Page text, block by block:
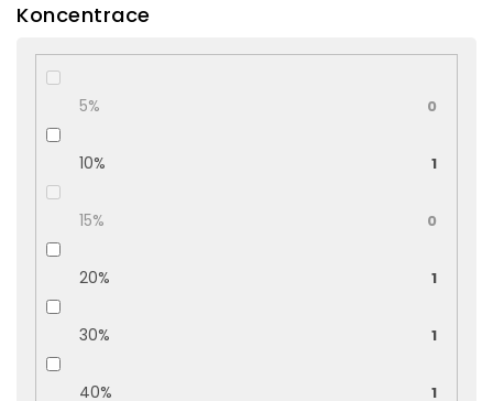
Koncentrace
5% 0
10% 1
15% 0
20% 1
30% 1
40% 1